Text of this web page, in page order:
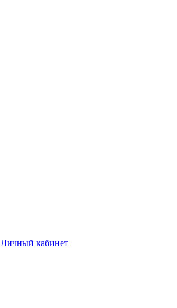
Личный кабинет